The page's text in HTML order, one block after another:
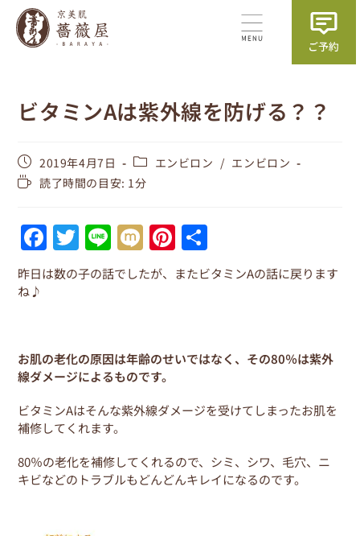
ビタミンAは紫外線を防げる？？
2019年4月7日 エンビロン / エンビロン
読了時間の目安: 1分
F
a
c
o
o
k
T
w
itt
Li
n
e
M
ix
i
Pi
nt
er
有
昨日は数の子の話でしたが、またビタミンAの話に戻ります
ね♪
お肌の老化の原因は年齢のせいではなく、その80％は紫外
線ダメージによるものです。
ビタミンAはそんな紫外線ダメージを受けてしまったお肌を
補修してくれます。
80％の老化を補修してくれるので、シミ、シワ、毛穴、ニ
キビなどのトラブルもどんどんキレイになるのです。